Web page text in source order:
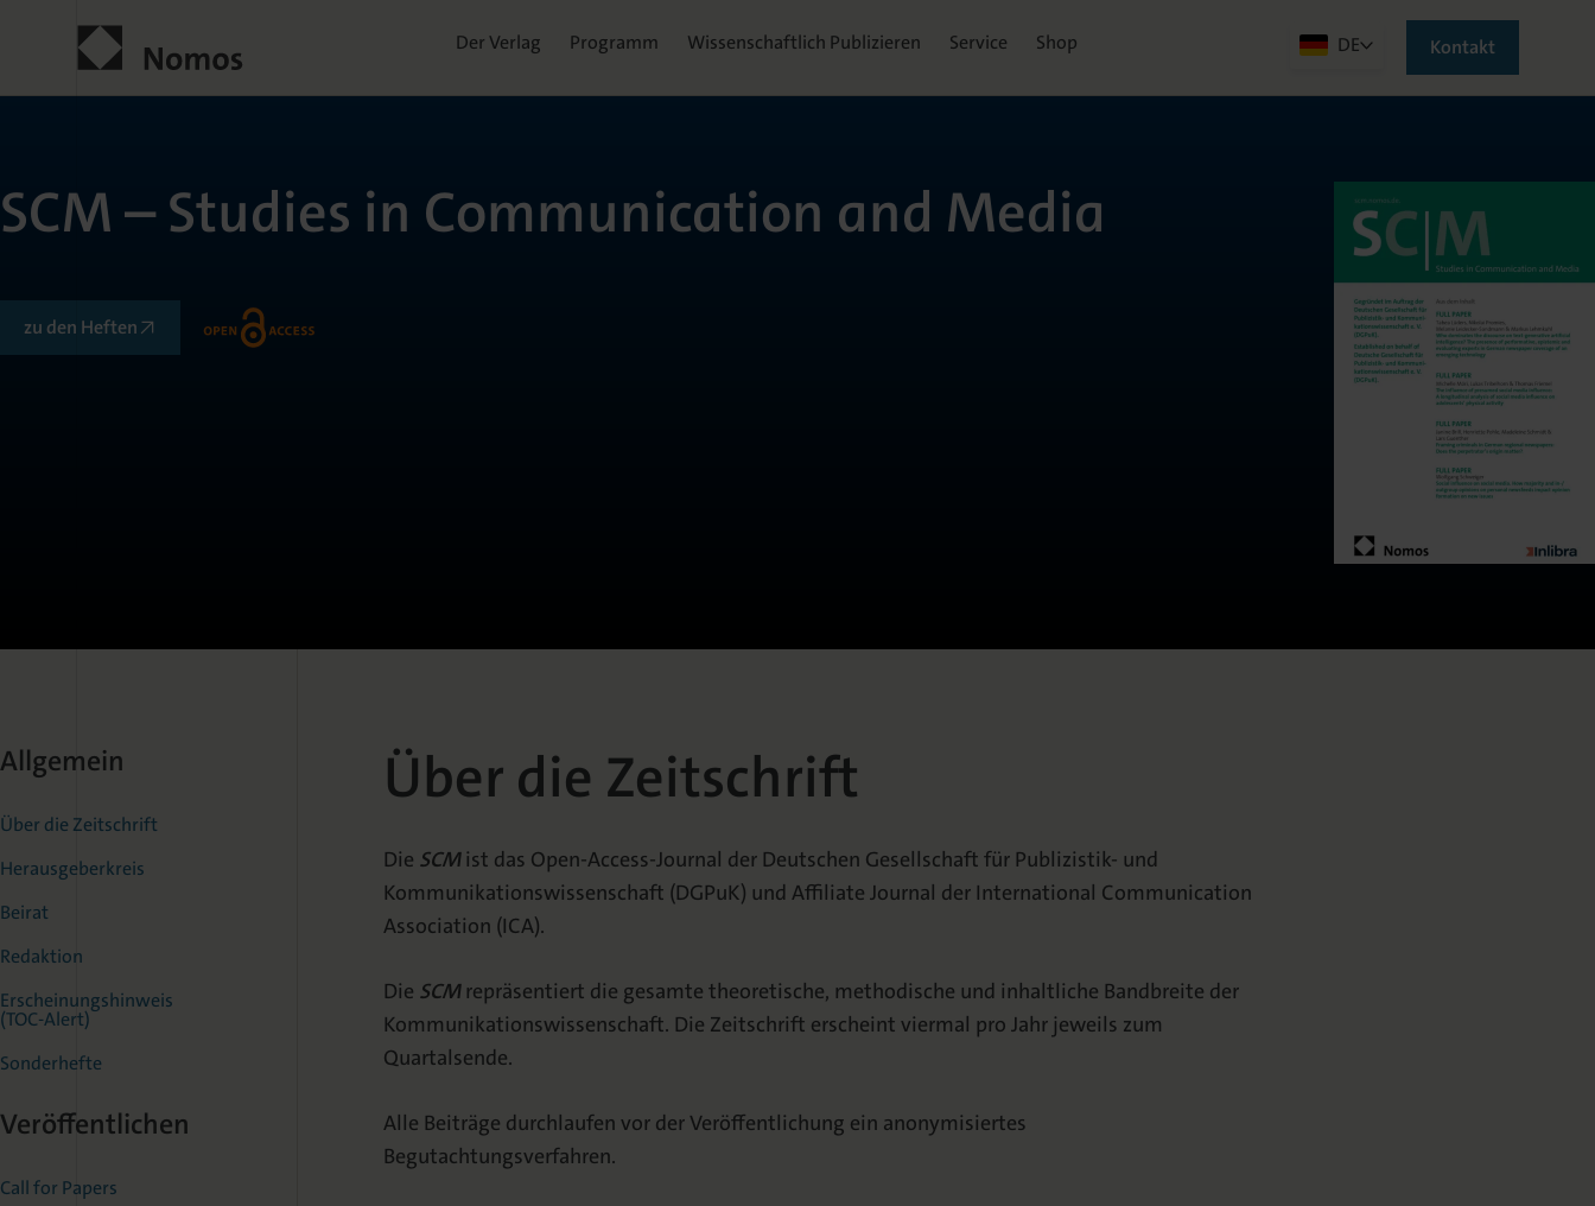
Der Verlag Programm Wissenschaftlich Publizieren Service Shop DE Kontakt
SCM – Studies in Communication and Media
zu den Heften
Allgemein
Über die Zeitschrift
Herausgeberkreis
Beirat
Redaktion
Erscheinungshinweis
(TOC-Alert)
Sonderhefte
Veröffentlichen
Call for Papers
Über die Zeitschrift
Die SCMist das Open-Access-Journal der Deutschen Gesellschaft für Publizistik- und
Kommunikationswissenschaft (DGPuK) und Affiliate Journal der International Communication
Association (ICA).
Die SCM repräsentiert die gesamte theoretische, methodische und inhaltliche Bandbreite der
Kommunikationswissenschaft. Die Zeitschrift erscheint viermal pro Jahr jeweils zum
Quartalsende.
Alle Beiträge durchlaufen vor der Veröffentlichung ein anonymisiertes
Begutachtungsverfahren.